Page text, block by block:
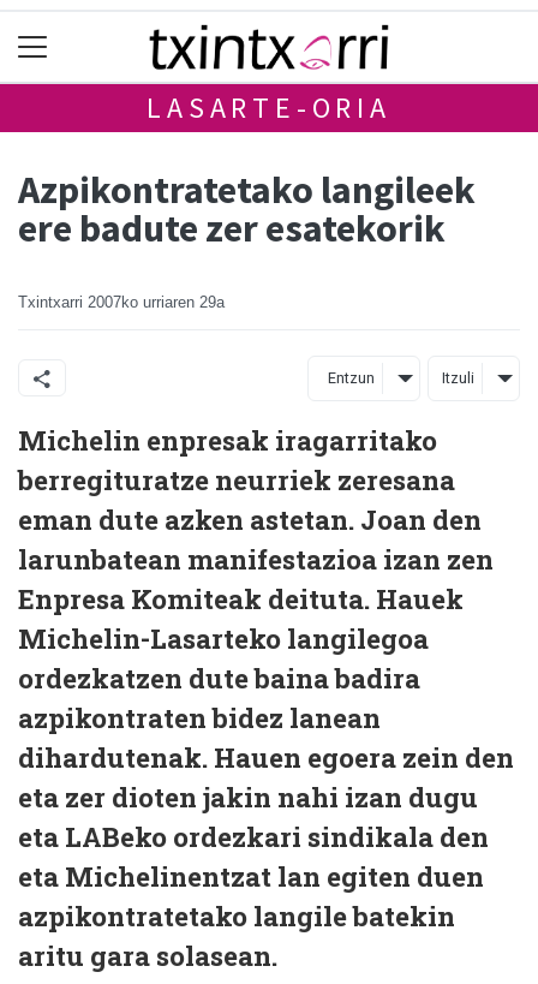
LASARTE-ORIA
Azpikontratetako langileek
ere badute zer esatekorik
Txintxarri 2007ko urriaren 29a
Entzun Itzuli
Michelin enpresak iragarritako
berregituratze neurriek zeresana
eman dute azken astetan. Joan den
larunbatean manifestazioa izan zen
Enpresa Komiteak deituta. Hauek
Michelin-Lasarteko langilegoa
ordezkatzen dute baina badira
azpikontraten bidez lanean
dihardutenak. Hauen egoera zein den
eta zer dioten jakin nahi izan dugu
eta LABeko ordezkari sindikala den
eta Michelinentzat lan egiten duen
azpikontratetako langile batekin
aritu gara solasean.